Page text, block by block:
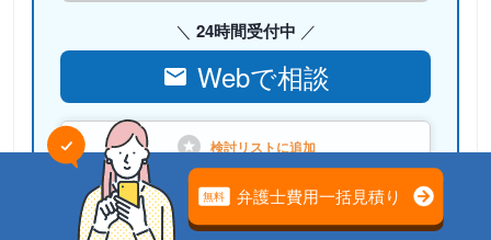
24時間受付中
Webで相談
検討リストに追加